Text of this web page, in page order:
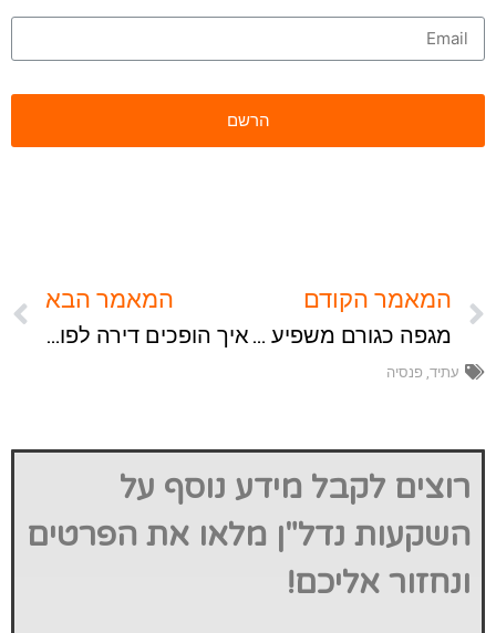
המאמר הקודם
מגפה כגורם משפיע לשינוי בתפיסת המציאות
המאמר הבא
איך הופכים דירה לפורטפוליו?
עתיד פנסיה
רוצים לקבל מידע נוסף על
השקעות נדל"ן מלאו את הפרטים
ונחזור אליכם!